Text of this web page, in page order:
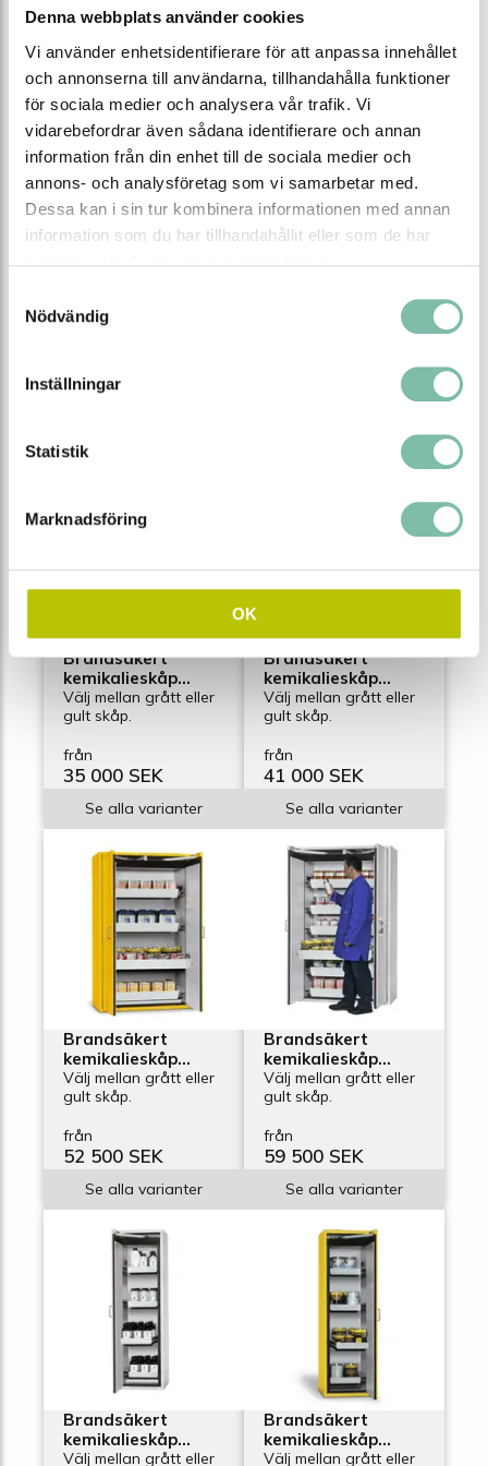
Denna webbplats använder cookies
Vi använder enhetsidentifierare för att anpassa innehållet
och annonserna till användarna, tillhandahålla funktioner
för sociala medier och analysera vår trafik. Vi
vidarebefordrar även sådana identifierare och annan
information från din enhet till de sociala medier och
annons- och analysföretag som vi samarbetar med.
Dessa kan i sin tur kombinera informationen med annan
information som du har tillhandahållit eller som de har
Nödvändig
Inställningar
Statistik
Marknadsföring
OK
30 000 SEK
Se alla varianter
30 000 SEK
Se alla varianter
Edition G-600-FR,
högerhängd dörr
Välj mellan grått eller
från
28 500 SEK
vänsterhängd dörr
Välj mellan grått eller
Brandsäkert
kemikalieskåp
Edition G-601R,
bredd 600 mm, 3
högerhängd dörr
Välj mellan grått eller
gult skåp.
från
35 000 SEK
Se alla varianter
Brandsäkert
kemikalieskåp
Edition G-901,
bredd 900 mm, 3
Välj mellan grått eller
gult skåp.
från
41 000 SEK
Se alla varianter
Brandsäkert
kemikalieskåp
Edition GA-1200-4,
bredd 1200 mm, 4
Välj mellan grått eller
gult skåp.
från
52 500 SEK
Se alla varianter
Brandsäkert
kemikalieskåp
Edition GA-1200-6,
bredd 1200 mm, 6
Välj mellan grått eller
gult skåp.
från
59 500 SEK
Se alla varianter
Brandsäkert
kemikalieskåp
Edition GA-600-4L,
Välj mellan grått eller
Brandsäkert
kemikalieskåp
Edition GA-600-4R,
Välj mellan grått eller